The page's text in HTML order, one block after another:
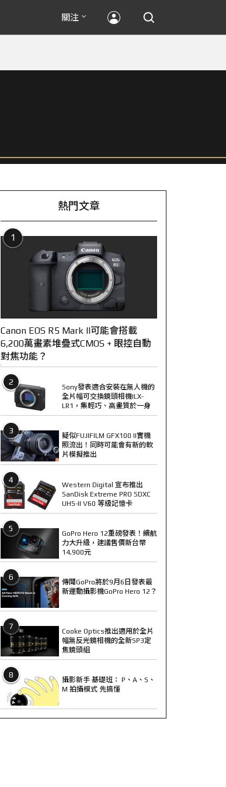
關注
熱門文章
1
Canon EOS R5 Mark II可能會搭載
6,200萬畫素堆疊式CMOS + 眼控自動
對焦功能？
2
Sony發表適合安裝在無人機的
全片幅可交換鏡頭相機ILX-
LR1，集輕巧、高畫質於一身
3
疑似FUJIFILM GFX100 II實機
照流出！同時可能會有新的軟
片模擬推出
4
Western Digital 宣布推出
SanDisk Extreme PRO SDXC
UHS-II V60 等級記憶卡
5
GoPro Hero 12重磅發表！續航
力大升級，建議售價新台幣
14,900元
6
傳聞GoPro將於9月6日發表最
新運動攝影機GoPro Hero 12？
7
Cooke Optics推出適用於全片
幅無反光鏡相機的全新SP3定
焦鏡頭組
8
攝影新手 基礎班： P、A、S、
M 拍攝模式 先搞懂